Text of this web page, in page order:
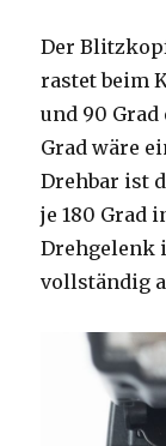
Der
rastet beim
und 90 Grad
Grad wäre
Drehbar ist
je 180 Grad
Drehgelenk
vollständig